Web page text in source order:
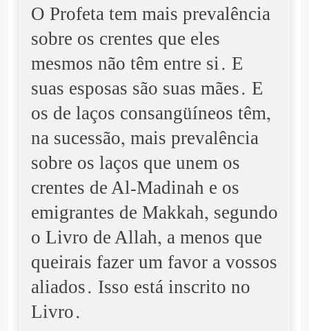
O Profeta tem mais prevalência
sobre os crentes que eles
mesmos não têm entre si. E
suas esposas são suas mães. E
os de laços consangüíneos têm,
na sucessão, mais prevalência
sobre os laços que unem os
crentes de Al-Madinah e os
emigrantes de Makkah, segundo
o Livro de Allah, a menos que
queirais fazer um favor a vossos
aliados. Isso está inscrito no
Livro.